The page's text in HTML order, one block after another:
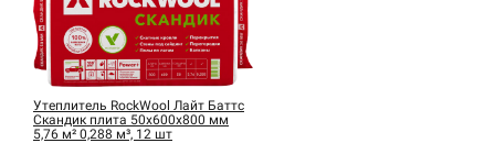
Утеплитель RockWool Лайт Баттс
Скандик плита 50х600х800 мм
5,76 м² 0,288 м³, 12 шт